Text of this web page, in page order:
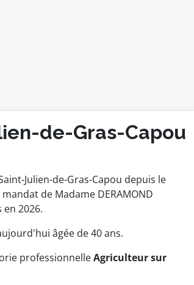
de-Gras-Capou
Julien-de-Gras-Capou depuis le
de Madame DERAMOND
2026.
âgée de 40 ans.
professionnelleAgriculteur sur